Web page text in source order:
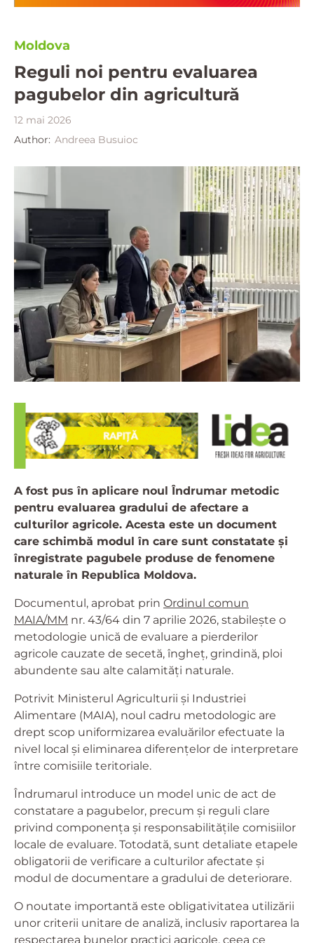
Moldova
Reguli noi pentru evaluarea
pagubelor din agricultură
12 mai 2026
Author: Andreea Busuioc
A fost pus în aplicare noul Îndrumar metodic
pentru evaluarea gradului de afectare a
culturilor agricole. Acesta este un document
care schimbă modul în care sunt constatate și
înregistrate pagubele produse de fenomene
naturale în Republica Moldova.
Documentul, aprobat prin Ordinul comun
MAIA/MM nr. 43/64 din 7 aprilie 2026, stabilește o
metodologie unică de evaluare a pierderilor
agricole cauzate de secetă, îngheț, grindină, ploi
abundente sau alte calamități naturale.
Potrivit Ministerul Agriculturii și Industriei
Alimentare (MAIA), noul cadru metodologic are
drept scop uniformizarea evaluărilor efectuate la
nivel local și eliminarea diferențelor de interpretare
între comisiile teritoriale.
Îndrumarul introduce un model unic de act de
constatare a pagubelor, precum și reguli clare
privind componența și responsabilitățile comisiilor
locale de evaluare. Totodată, sunt detaliate etapele
obligatorii de verificare a culturilor afectate și
modul de documentare a gradului de deteriorare.
O noutate importantă este obligativitatea utilizării
unor criterii unitare de analiză, inclusiv raportarea la
respectarea bunelor practici agricole, ceea ce